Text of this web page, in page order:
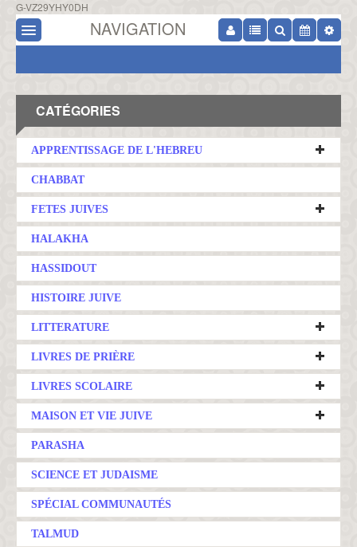
G-VZ29YHY0DH
NAVIGATION
CATÉGORIES
APPRENTISSAGE DE L'HEBREU
CHABBAT
FETES JUIVES
HALAKHA
HASSIDOUT
HISTOIRE JUIVE
LITTERATURE
LIVRES DE PRIÈRE
LIVRES SCOLAIRE
MAISON ET VIE JUIVE
PARASHA
SCIENCE ET JUDAISME
SPÉCIAL COMMUNAUTÉS
TALMUD